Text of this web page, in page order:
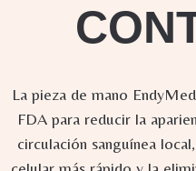
La pieza de mano
FDA para reducir la
circulación sanguínea